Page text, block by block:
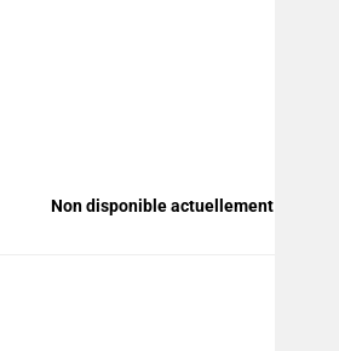
Non disponible actuellement